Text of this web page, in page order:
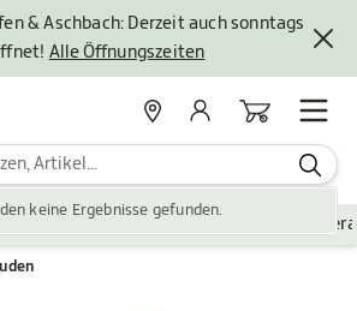
& Aschbach: Derzeit auch sonntags
Alle Öffnungszeiten
keine Ergebnisse gefunden.
StandorteMein KontoWarenkorb
Zubehör Gartengestaltung